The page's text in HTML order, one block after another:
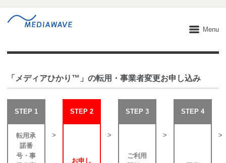
Menu
「メディアひかり™」の転用・事業者変更お申し込み
STEP 1 STEP 2 STEP 3 STEP 4
転用承
諾番
号・事
>
お申し
>
ご利用
> >